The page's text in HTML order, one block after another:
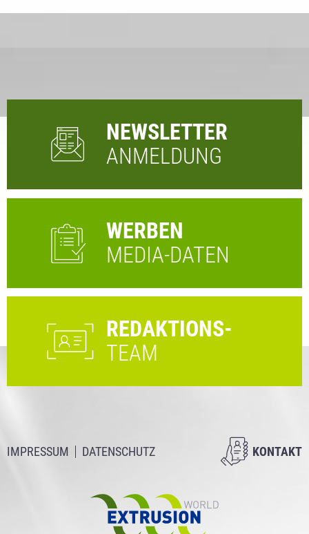
NEWSLETTER
ANMELDUNG
WERBEN
MEDIA-DATEN
REDAKTIONS-
TEAM
IMPRESSUM DATENSCHUTZ KONTAKT